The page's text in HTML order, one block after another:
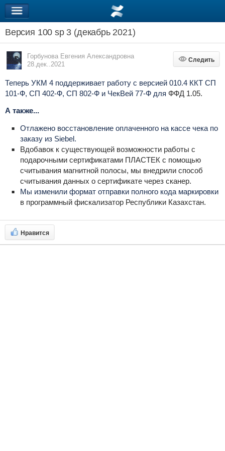
Версия 100 sp 3 (декабрь 2021)
Горбунова Евгения Александровна
28.дек..2021
Следить
Следить
Теперь УКМ 4 поддерживает работу с версией 010.4 ККТ СП
101-Ф, СП 402-Ф, СП 802-Ф и ЧекВей 77-Ф для ФФД 1.05.
А также...
Отлажено восстановление оплаченного на кассе чека по
заказу из Siebel.
Вдобавок к существующей возможности работы с
подарочными сертификатами ПЛАСТЕК с помощью
считывания магнитной полосы, мы внедрили способ
считывания данных о сертификате через сканер.
Мы изменили формат отправки полного кода маркировки
в программный фискализатор Республики Казахстан.
Нравится